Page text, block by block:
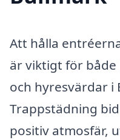
Att hålla
är viktigt för
och hyresvärdar i
Trappstädning
positiv atmosfär,